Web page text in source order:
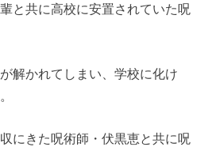
と共に高校に安置されていた呪
解かれてしまい、学校に化け
にきた呪術師・伏黒恵と共に呪